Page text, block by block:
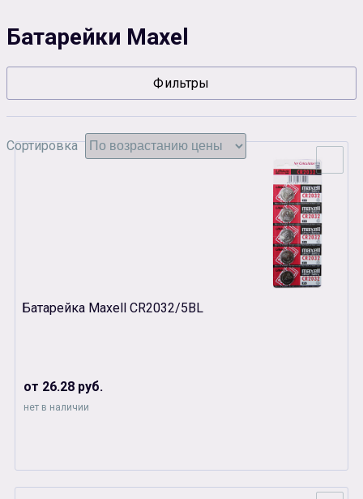
Чернила Карты памяти
Сувенирная продукция Зарядные устройства
Аксессуары
Батарейки Maxel
Фильтры
Сортировка
Батарейка Maxell CR2032/5BL
от 26.28 руб.
нет в наличии